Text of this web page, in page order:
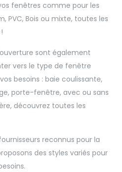
fenêtres comme pour les
PVC, Bois ou mixte, toutes les
sont également
vers le type de fenêtre
besoins : baie coulissante,
porte-fenêtre, avec ou sans
découvrez toutes les
reconnus pour la
des styles variés pour